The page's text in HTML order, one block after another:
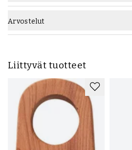
Arvostelut
Liittyvät tuotteet